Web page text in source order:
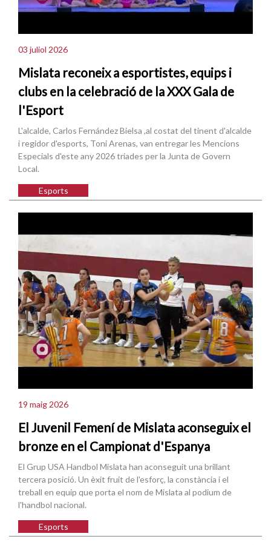
03 juliol 2026
Mislata reconeix a esportistes, equips i
clubs en la celebració de la XXX Gala de
l'Esport
L'alcalde, Carlos Fernández Bielsa ,al costat del tinent d'alcalde
i regidor d'esports, Toni Arenas, van entregar les Mencions
Especials d'este any 2026 triades per la Junta de Govern
Local.
Esports
19 maig 2026
El Juvenil Femení de Mislata aconseguix el
bronze en el Campionat d'Espanya
El Grup USA Handbol Mislata han aconseguit una brillant
tercera posició. Un èxit fruit de l'esforç, la constància i el
treball en equip que porta el nom de Mislata al podium de
l'handbol nacional.
Esports